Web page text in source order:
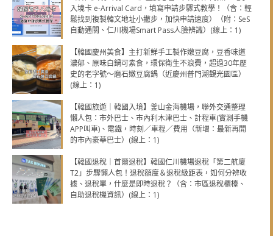
入境卡 e-Arrival Card，填寫申請步驟式教學！（含：輕
鬆找到複製韓文地址小撇步，加快申請速度）（附：SeS
自動通關、仁川機場Smart Pass人臉辨識）(線上：1)
【韓國慶州美食】主打新鮮手工製作嫩豆腐，豆香味道
濃郁、原味白鍋可素食，環保衛生不浪費，超過30年歷
史的老字號～磨石嫩豆腐鍋（近慶州普門湖觀光園區）
(線上：1)
【韓國旅遊｜韓國入境】釜山金海機場，聯外交通整理
懶人包：市外巴士、市內利木津巴士、計程車(實測手機
APP叫車)、電鐵，時刻／車程／費用（新增：最新再開
的市內豪華巴士）(線上：1)
【韓國退稅｜首爾退稅】韓國仁川機場退稅「第二航廈
T2」步驟懶人包！退稅額度＆退稅級距表，如何分辨收
據、退稅單，什麼是即時退稅？（含：市區退稅櫃檯、
自助退稅機資訊）(線上：1)